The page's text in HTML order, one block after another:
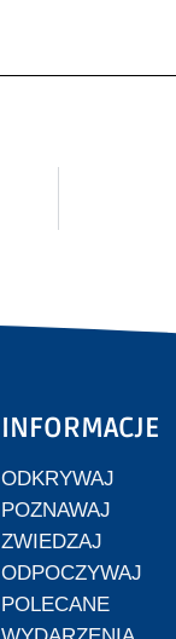
INFORMACJE
ODKRYWAJ
POZNAWAJ
ZWIEDZAJ
ODPOCZYWAJ
POLECANE